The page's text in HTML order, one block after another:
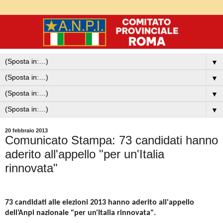
▼
▼
▼
▼
20 febbraio 2013
Comunicato Stampa: 73 candidati hanno
aderito all'appello "per un'Italia
rinnovata"
73 candidati alle elezioni 2013 hanno aderito all'appello
dell’Anpi nazionale "per un'Italia rinnovata".